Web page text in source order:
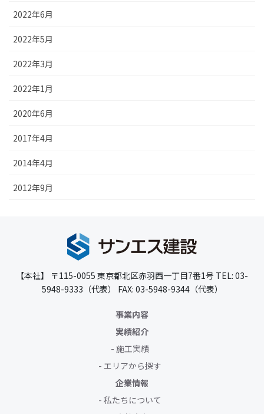
2022年6月
2022年5月
2022年3月
2022年1月
2020年6月
2017年4月
2014年4月
2012年9月
【本社】 〒115-0055 東京都北区赤羽西一丁目7番1号 TEL: 03-
5948-9333（代表）
FAX: 03-5948-9344（代表）
事業内容
実績紹介
施工実績
エリアから探す
企業情報
私たちについて